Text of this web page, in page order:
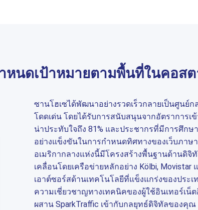
หนดเป้าหมายตามพื้นที่ในคอสต
ซานโฮเซได้พัฒนาอย่างรวดเร็วกลายเป็นศูนย์ก
โดดเด่น โดยได้รับการสนับสนุนจากอัตราการเ
น่าประทับใจถึง 81% และประชากรที่มีการศึกษ
อย่างแข็งขันในการกำหนดทิศทางของเว็บภาษ
อเมริกากลางแห่งนี้มีโครงสร้างพื้นฐานด้านดิจิ
เคลื่อนโดยเครือข่ายหลักอย่าง Kölbi, Movistar
เอาต์ซอร์สด้านเทคโนโลยีที่แข็งแกร่งของประเ
ความเชี่ยวชาญทางเทคนิคของผู้ใช้อินเทอร์เน็
ผสาน SparkTraffic เข้ากับกลยุทธ์ดิจิทัลของคุ